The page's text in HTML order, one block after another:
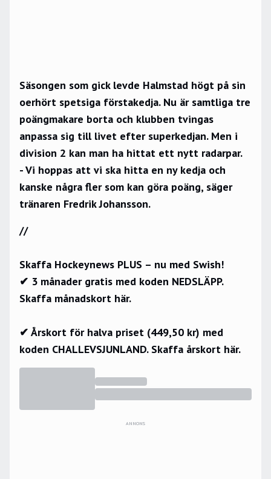
Säsongen som gick levde Halmstad högt på sin
oerhört spetsiga förstakedja. Nu är samtliga tre
poängmakare borta och klubben tvingas
anpassa sig till livet efter superkedjan. Men i
division 2 kan man ha hittat ett nytt radarpar.
- Vi hoppas att vi ska hitta en ny kedja och
kanske några fler som kan göra poäng, säger
tränaren Fredrik Johansson.
//
Skaffa Hockeynews PLUS – nu med Swish!
✔ 3 månader gratis med koden NEDSLÄPP.
Skaffa månadskort här.
✔ Årskort för halva priset (449,50 kr) med
koden CHALLEVSJUNLAND. Skaffa årskort här.
ANNONS